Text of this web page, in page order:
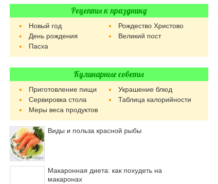
Рецепты к празднику
Новый год
Рождество Христово
День рождения
Великий пост
Пасха
Кулинарные советы
Приготовление пищи
Украшение блюд
Сервировка стола
Таблица калорийности
Меры веса продуктов
Виды и польза красной рыбы
Макаронная диета: как похудеть на
макаронах